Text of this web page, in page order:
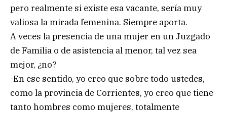
pero realmente si existe esa vacante, sería muy
valiosa la mirada femenina. Siempre aporta.
A veces la presencia de una mujer en un Juzgado
de Familia o de asistencia al menor, tal vez sea
mejor, ¿no?
-En ese sentido, yo creo que sobre todo ustedes,
como la provincia de Corrientes, yo creo que tiene
tanto hombres como mujeres, totalmente